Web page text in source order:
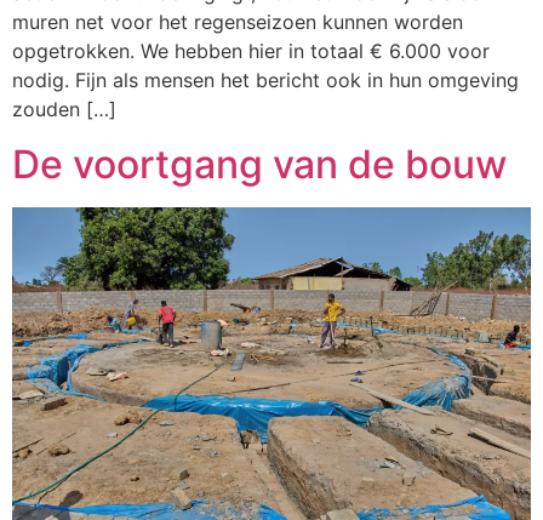
muren net voor het regenseizoen kunnen worden
opgetrokken. We hebben hier in totaal € 6.000 voor
nodig. Fijn als mensen het bericht ook in hun omgeving
zouden […]
De voortgang van de bouw